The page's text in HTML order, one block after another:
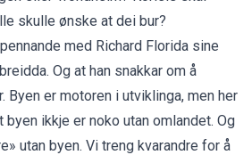
skulle ønske at dei bur?
med Richard Florida sine
Og at han snakkar om å
Byen er motoren i utviklinga, men her
byen ikkje er noko utan omlandet. Og
utan byen. Vi treng kvarandre for å